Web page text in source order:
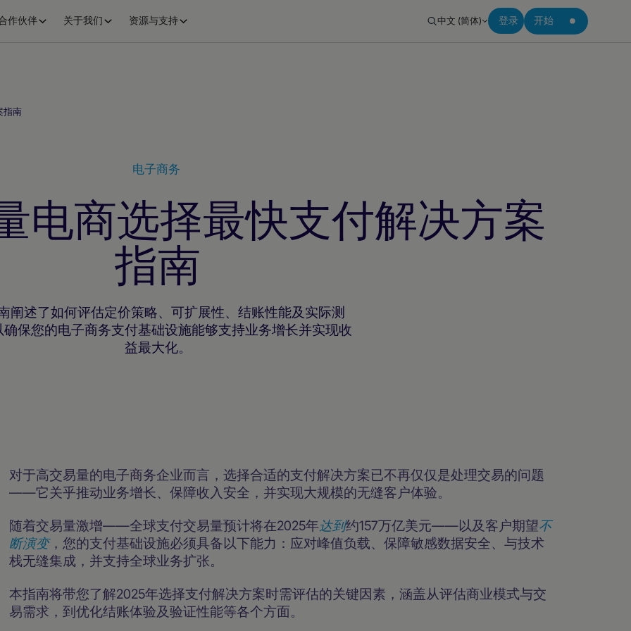
作伙伴 关于我们 资源与支持 中文 (简体) 登录 开始
指南
电子商务
电商选择最快支付解决方案
指南
阐述了如何评估定价策略、可扩展性、结账性能及实际测
确保您的电子商务支付基础设施能够支持业务增长并实现收
益最大化。
对于高交易量的电子商务企业而言，选择合适的支付解决方案已不再仅仅是处理交易的问题
——它关乎推动业务增长、保障收入安全，并实现大规模的无缝客户体验。
随着交易量激增——全球支付交易量预计将在2025年达到约157万亿美元——以及客户期望不
断演变，您的支付基础设施必须具备以下能力：应对峰值负载、保障敏感数据安全、与技术
栈无缝集成，并支持全球业务扩张。
本指南将带您了解2025年选择支付解决方案时需评估的关键因素，涵盖从评估商业模式与交
易需求，到优化结账体验及验证性能等各个方面。